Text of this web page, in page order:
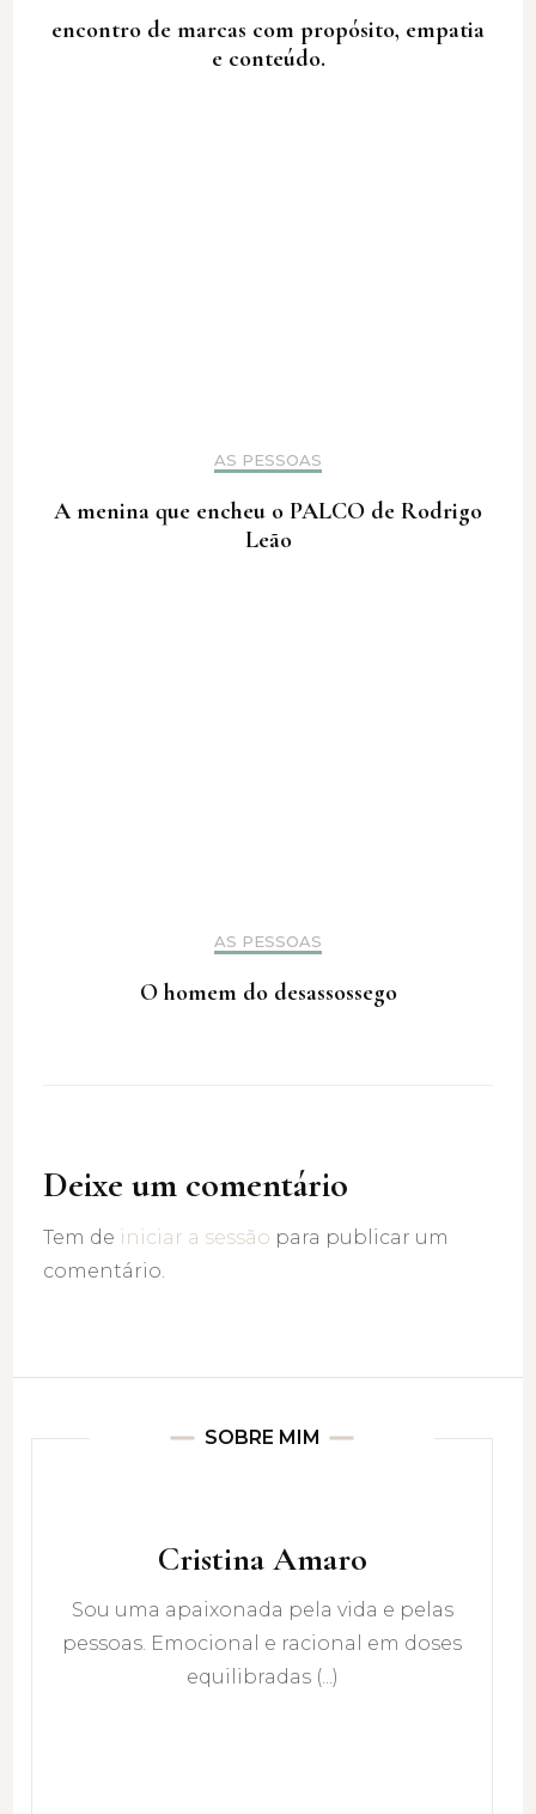
encontro de marcas com propósito, empatia
e conteúdo.
AS PESSOAS
A menina que encheu o PALCO de Rodrigo
Leão
AS PESSOAS
O homem do desassossego
Deixe um comentário
Tem de iniciar a sessão para publicar um
comentário.
SOBRE MIM
Cristina Amaro
Sou uma apaixonada pela vida e pelas
pessoas. Emocional e racional em doses
equilibradas (...)